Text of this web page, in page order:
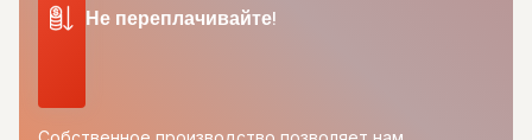
Не переплачивайте!